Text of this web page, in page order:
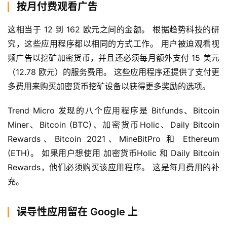
按月付费观看广告
这相当于 12 到 162 欧元之间的金额。 根据趋势科技的研
究，这些应用程序都以相同的方式工作。 用户被迫观看视
频广告以挖矿加密货币，并且还必须每月额外支付 15 美元
（12.78 欧元）的服务费用。 这些应用程序还提供了支付更
多费用来购买加密货币挖矿设备以获得更多奖励的选项。
Trend Micro 发现的八个应用程序是 Bitfunds、Bitcoin
Miner、Bitcoin (BTC)、加密货币Holic、Daily Bitcoin
Rewards、Bitcoin 2021、MineBitPro 和 Ethereum
(ETH)。 如果用户想使用 加密货币Holic 和 Daily Bitcoin
Rewards，他们必须购买该应用程序。 这是每月费用的补
充。
误导性应用留在 Google 上